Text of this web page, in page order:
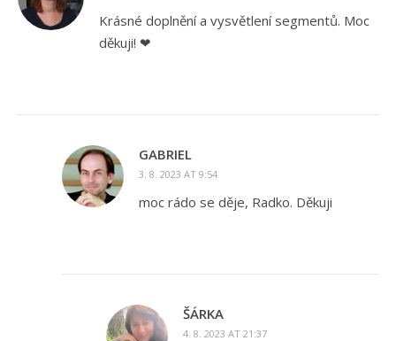
Krásné doplnění a vysvětlení segmentů. Moc
děkuji! ❤
GABRIEL
3. 8. 2023 AT 9:54
moc rádo se děje, Radko. Děkuji
ŠÁRKA
4. 8. 2023 AT 21:37